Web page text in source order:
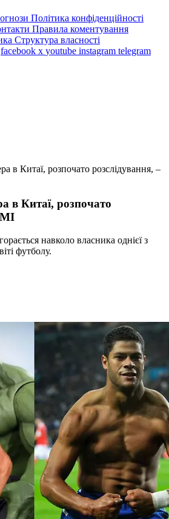
Політика конфіденційності
Правила коментування
Структура власності
facebook x youtube instagram telegram
в Китаї, розпочато розслідування, –
в Китаї, розпочато
навколо власника однієї з
футболу.